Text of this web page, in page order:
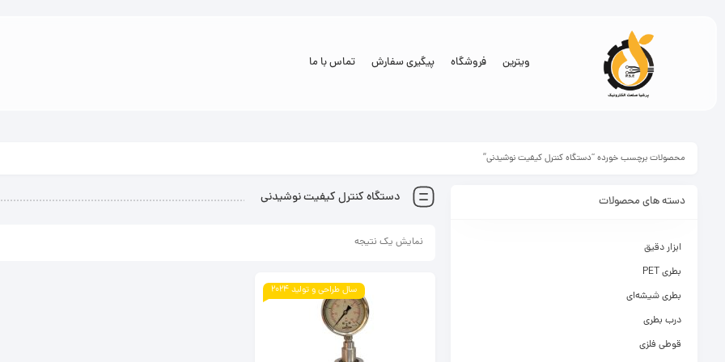
ویترین فروشگاه پیگیری سفارش تماس با ما
محصولات برچسب خورده “دستگاه کنترل کیفیت نوشیدنی”
دستگاه کنترل کیفیت نوشیدنی
نمایش یک نتیجه
سال طراحی و تولید 2024
دسته های محصولات
ابزار دقیق
بطری PET
بطری شیشه‌ای
درب بطری
قوطی فلزی